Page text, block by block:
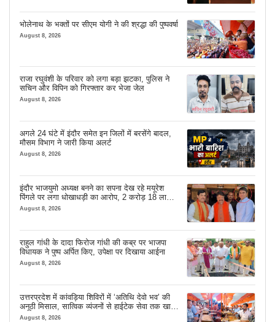
भोलेनाथ के भक्तों पर सीएम योगी ने की श्रद्धा की पुष्पवर्षा
August 8, 2026
राजा रघुवंशी के परिवार को लगा बड़ा झटका, पुलिस ने
सचिन और विपिन को गिरफ्तार कर भेजा जेल
August 8, 2026
अगले 24 घंटे में इंदौर समेत इन जिलों में बरसेंगे बादल,
मौसम विभाग ने जारी किया अलर्ट
August 8, 2026
इंदौर भाजयुमो अध्यक्ष बनने का सपना देख रहे मयूरेश
पिंगले पर लगा धोखाधड़ी का आरोप, 2 करोड़ 18 लाख
लेने के बाद भी नहीं दिया जमीन का कब्जा
August 8, 2026
राहुल गांधी के दादा फिरोज गांधी की कब्र पर भाजपा
विधायक ने पुष्प अर्पित किए, उपेक्षा पर दिखाया आईना
August 8, 2026
उत्तरप्रदेश में कांवड़िया शिविरों में ‘अतिथि देवो भव’ की
अनूठी मिसाल, सात्विक व्यंजनों से हाईटेक सेवा तक खास
इंतजाम
August 8, 2026